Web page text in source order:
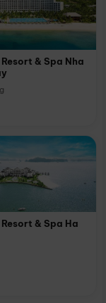
& Spa Nha
& Spa Ha